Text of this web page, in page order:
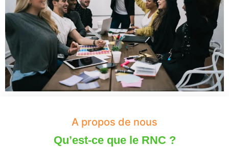
A propos de nous
Qu’est-ce que le RNC ?